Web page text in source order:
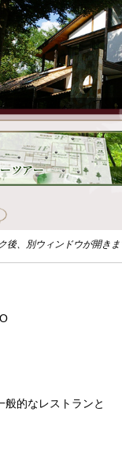
後、別ウィンドウが開き
的なレストランと